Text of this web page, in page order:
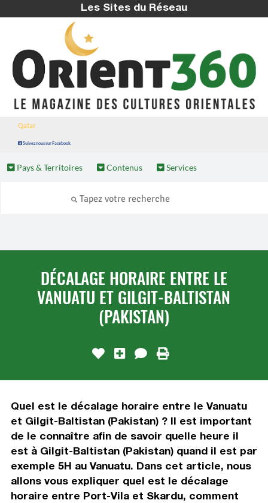
Les Sites du Réseau
Qatar
Suivez nous sur Facebook
Pays & Territoires Contenus Services
DÉCALAGE HORAIRE ENTRE LE
VANUATU ET GILGIT-BALTISTAN
(PAKISTAN)
Quel est le décalage horaire entre le Vanuatu
et Gilgit-Baltistan (Pakistan) ? Il est important
de le connaître afin de savoir quelle heure il
est à Gilgit-Baltistan (Pakistan) quand il est par
exemple 5H au Vanuatu. Dans cet article, nous
allons vous expliquer quel est le décalage
horaire entre Port-Vila et Skardu, comment